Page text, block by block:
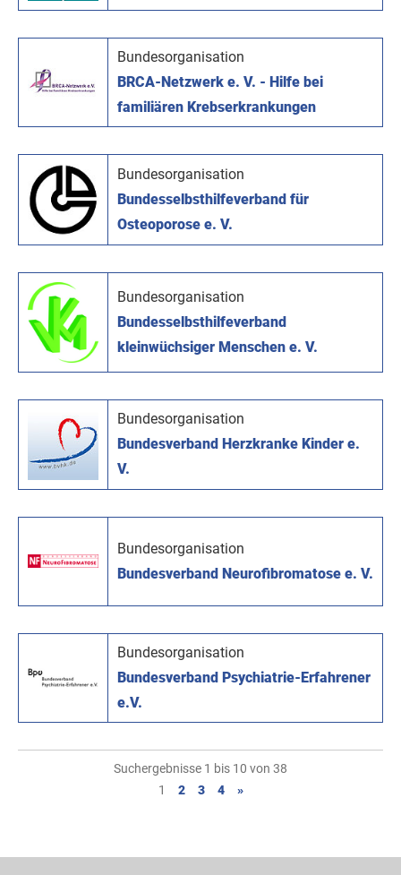
Bundesorganisation
BRCA-Netzwerk e. V. - Hilfe bei
familiären Krebserkrankungen
Bundesorganisation
Bundesselbsthilfeverband für
Osteoporose e. V.
Bundesorganisation
Bundesselbsthilfeverband
kleinwüchsiger Menschen e. V.
Bundesorganisation
Bundesverband Herzkranke Kinder e.
V.
Bundesorganisation
Bundesverband Neurofibromatose e. V.
Bundesorganisation
Bundesverband Psychiatrie-Erfahrener
e.V.
Suchergebnisse 1 bis 10 von 38
1
2 3 4 »